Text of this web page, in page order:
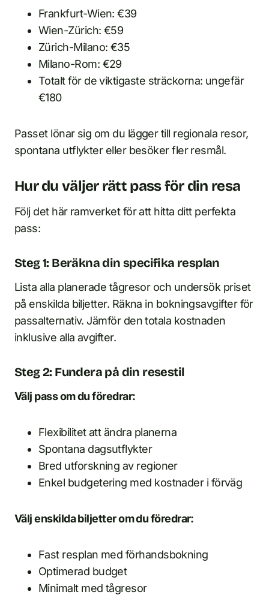
Frankfurt-Wien: €39
Wien-Zürich: €59
Zürich-Milano: €35
Milano-Rom: €29
Totalt för de viktigaste sträckorna: ungefär
€180
Passet lönar sig om du lägger till regionala resor,
spontana utflykter eller besöker fler resmål.
Hur du väljer rätt pass för din resa
Följ det här ramverket för att hitta ditt perfekta
pass:
Steg 1: Beräkna din specifika resplan
Lista alla planerade tågresor och undersök priset
på enskilda biljetter. Räkna in bokningsavgifter för
passalternativ. Jämför den totala kostnaden
inklusive alla avgifter.
Steg 2: Fundera på din resestil
Välj pass om du föredrar:
Flexibilitet att ändra planerna
Spontana dagsutflykter
Bred utforskning av regioner
Enkel budgetering med kostnader i förväg
Välj enskilda biljetter om du föredrar:
Fast resplan med förhandsbokning
Optimerad budget
Minimalt med tågresor